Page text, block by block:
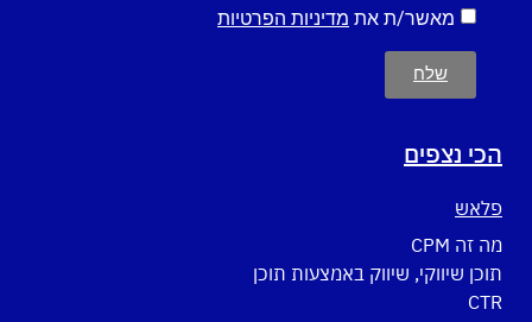
מאשר/ת את מדיניות הפרטיות
שלח
הכי נצפים
פלאש
מה זה CPM
תוכן שיווקי, שיווק באמצעות תוכן
CTR